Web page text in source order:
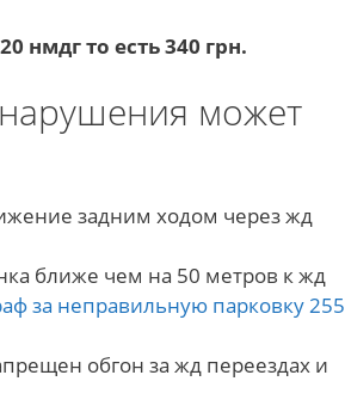
нмдг то есть 340 грн.
может
задним ходом через жд
ближе чем на 50 метров к жд
за неправильную парковку 255
обгон за жд переездах и